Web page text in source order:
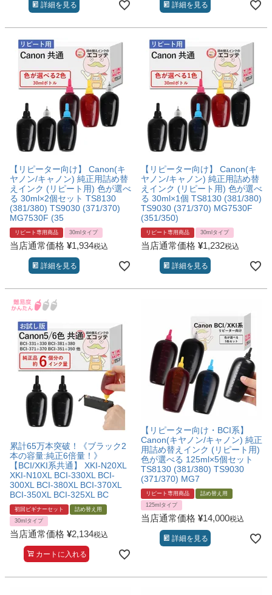
詳細を見る 詳細を見る
【リピーター向け】 Canon(キ
ヤノン/キャノン) 純正用詰め替
えインク (リピート用) 色が選べ
る 30ml×2個セット TS8130
(381/380) TS9030 (371/370)
MG7530F (35
リピート専用商品 30mlタイプ
当店通常価格 ¥1,934税込
詳細を見る
【リピーター向け】 Canon(キ
ヤノン/キャノン) 純正用詰め替
えインク (リピート用) 色が選べ
る 30ml×1個 TS8130 (381/380)
TS9030 (371/370) MG7530F
(351/350)
リピート専用商品 30mlタイプ
当店通常価格 ¥1,232税込
詳細を見る
累計65万本突破！《ブラック2
本の容量:純正6倍量！》
【BCI/XKI系共通】 XKI-N20XL
XKI-N10XL BCI-330XL BCI-
300XL BCI-380XL BCI-370XL
BCI-350XL BCI-325XL BC
初回ビギナーセット
詰め替え用
30mlタイプ
当店通常価格 ¥2,134税込
カートに入れる
【リピーター向け・BCI系】
Canon(キヤノン/キャノン) 純正
用詰め替えインク (リピート用)
色が選べる 125ml×5個セット
TS8130 (381/380) TS9030
(371/370) MG7
リピート専用商品
詰め替え用
125mlタイプ
当店通常価格 ¥14,000税込
詳細を見る